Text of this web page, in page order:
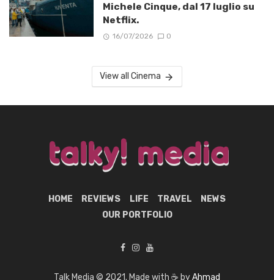
Michele Cinque, dal 17 luglio su
Netflix.
16/07/2026 0
View all Cinema
HOME REVIEWS LIFE TRAVEL
NEWS
OUR PORTFOLIO
Talk Media © 2021. Made with ☕ byAhmad